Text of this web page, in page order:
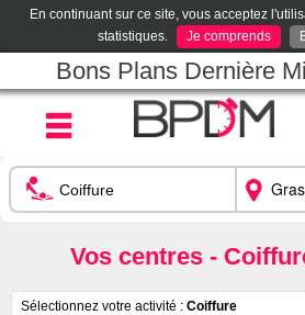
En continuant sur ce site, vous acceptez
statistiques.
Je comprends
Bons Plans Dernière
Vos centres -
Sélectionnez votre activité : Coiffure